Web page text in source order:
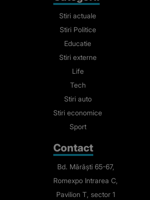
Stiri actuale
Stiri Politice
Educatie
Stiri externe
Life
Tech
Stiri auto
Stiri economice
Sport
Contact
Bd. Mărăști 65-67,
Romexpo Intrarea C,
Pavilion T, sector 1